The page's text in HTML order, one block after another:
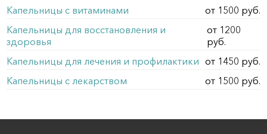
Капельницы с витаминами
от 1500 руб.
Капельницы для восстановления и
здоровья
от 1200
руб.
Капельницы для лечения и профилактики от 1450 руб.
Капельницы с лекарством
от 1500 руб.